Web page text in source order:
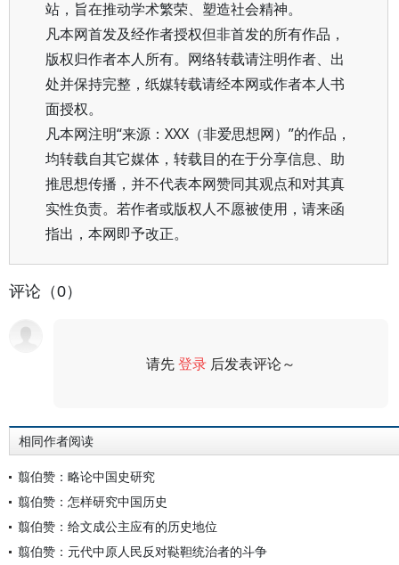
站，旨在推动学术繁荣、塑造社会精神。
凡本网首发及经作者授权但非首发的所有作品，
版权归作者本人所有。网络转载请注明作者、出
处并保持完整，纸媒转载请经本网或作者本人书
面授权。
凡本网注明“来源：XXX（非爱思想网）”的作品，
均转载自其它媒体，转载目的在于分享信息、助
推思想传播，并不代表本网赞同其观点和对其真
实性负责。若作者或版权人不愿被使用，请来函
指出，本网即予改正。
评论（0）
请先登录 后发表评论～
相同作者阅读
翦伯赞：略论中国史研究
翦伯赞：怎样研究中国历史
翦伯赞：给文成公主应有的历史地位
翦伯赞：元代中原人民反对鞑靼统治者的斗争